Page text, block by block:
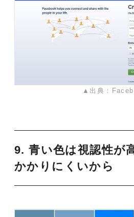
▲出典：
9. 青い色は視認性が
かかりにくいから